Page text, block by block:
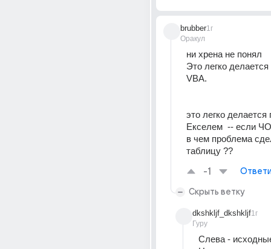
brubber
Оракул
1г
ни хрена не понял
Это легко
VBA.
это легко делается
Екселем  -- если ЧО
в чем проблема
таблицу ??
-1
Скрыть ветку
dkshkljf_dkshkljf
Гуру
1г
Слева -